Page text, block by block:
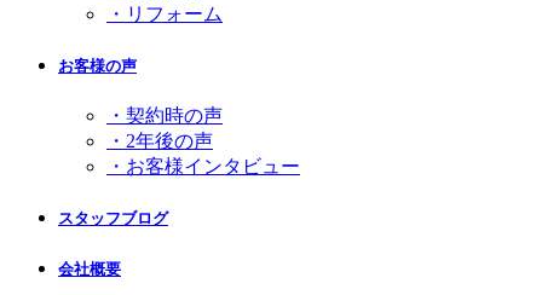
・リフォーム
お客様の声
・契約時の声
・2年後の声
・お客様インタビュー
スタッフブログ
会社概要